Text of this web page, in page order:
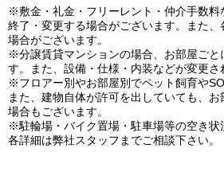
※敷金・礼金・フリーレント・仲介手数
終了・変更する場合がございます。また
場合がございます。
※分譲賃貸マンションの場合、お部屋ご
す。また、設備・仕様・内装などが変更
※フロアー別やお部屋別でペット飼育や
また、建物自体が許可を出していても、
場合もございます。
※駐輪場・バイク置場・駐車場等の空き状
各詳細は弊社スタッフまでご相談下さい。